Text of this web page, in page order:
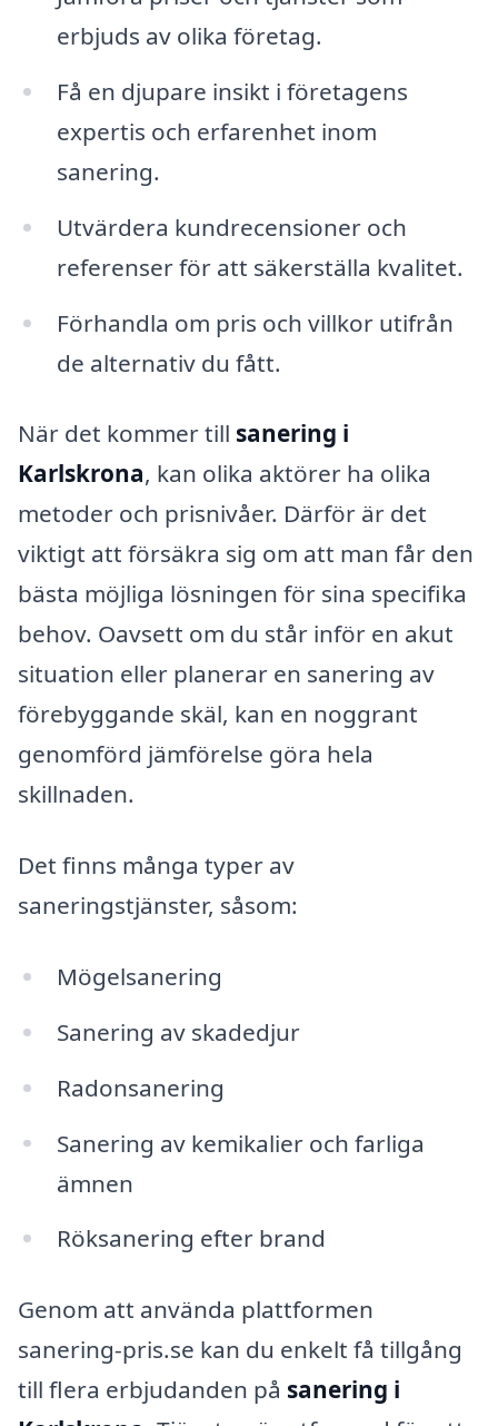
erbjuds av olika företag.
Få en djupare insikt i företagens
expertis och erfarenhet inom
sanering.
Utvärdera kundrecensioner och
referenser för att säkerställa kvalitet.
Förhandla om pris och villkor utifrån
de alternativ du fått.
När det kommer till sanering i
Karlskrona, kan olika aktörer ha olika
metoder och prisnivåer. Därför är det
viktigt att försäkra sig om att man får den
bästa möjliga lösningen för sina specifika
behov. Oavsett om du står inför en akut
situation eller planerar en sanering av
förebyggande skäl, kan en noggrant
genomförd jämförelse göra hela
skillnaden.
Det finns många typer av
saneringstjänster, såsom:
Mögelsanering
Sanering av skadedjur
Radonsanering
Sanering av kemikalier och farliga
ämnen
Röksanering efter brand
Genom att använda plattformen
sanering-pris.se kan du enkelt få tillgång
till flera erbjudanden på sanering i